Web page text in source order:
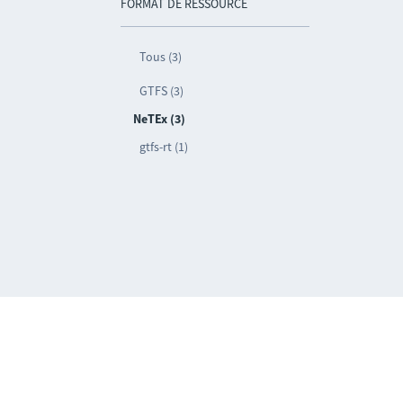
FORMAT DE RESSOURCE
Tous (3)
GTFS (3)
NeTEx (3)
gtfs-rt (1)